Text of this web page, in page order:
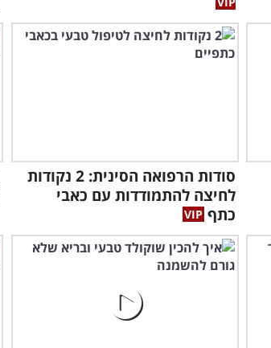
סודות הרפואה הסינית: 2 נקודות
לחיצה להתמודדות עם כאבי
כתף